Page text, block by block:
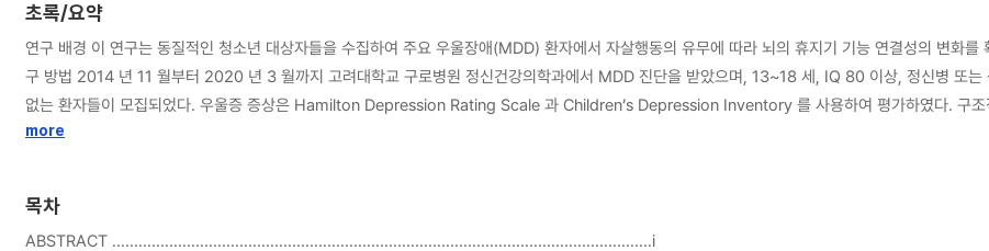
the lateral visual network. Suicidal patients also showed different resting-state functional connectivity profiles from non-suicidal patients. Conclusion Suicidal patients may overthink and overvalue future risks
while having a more negatively biased autobiographical memory. Social cognition and the ability to overcome egocentricity bias seem to weaken. Such features can disrupt cognitive recovery and resilience,
leading to more suicidal behaviors. Considering that these feature differences are similar
초록/요약
연구 배경 이 연구는 동질적인 청소년 대상자들을 수집하여 주요 우울장애(MDD) 환자에서 자살행동의 유무에 따라 뇌의 휴지기 기능 연결성의 변화를
구 방법 2014 년 11 월부터 2020 년 3 월까지 고려대학교 구로병원 정신건강의학과에서 MDD 진단을 받았으며, 13~18 세, IQ 80 이상, 정신병 또는 성격장애의 가족력이 없고, 흡연이나 음주력이
없는 환자들이 모집되었다. 우울증 증상은 Hamilton Depression Rating Scale 과 Children’s Depression Inventory 를 사용하여 평가하였다. 구조적, 기능적 MRI 영상 자료는 CONN toolbox 를 이용하여 분석하였다. 결과 등록된
환자 74 명 중 총 62 명이 최종적으로 분석되었다. 자살을 시도하지 않은 환자에서 더 높은 betweenness centrality 를 보이는 관심 영역은 left superior temporal gyrus 와 left supramarginal gyrus 이었다. 자
편향을 극복하는 능력 역시 약화된 것으로 보인다. 이러한 특징들은 인지적 회복력과 탄력성을 저해하여 자살 행동으로 이어질 수 있다. 성인과 청소
나이부터 지니는 특성일 가능성이 있다.
more
목차
ABSTRACT ...........................................................................................................................i